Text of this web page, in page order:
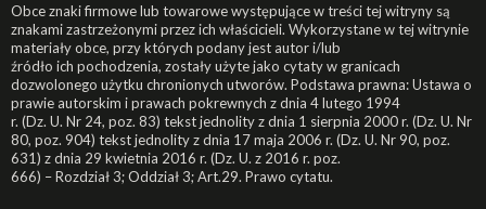
Obce znaki firmowe lub towarowe występujące w treści tej witryny są
znakami zastrzeżonymi przez ich właścicieli. Wykorzystane w tej witrynie
materiały obce, przy których podany jest autor i/lub
źródło ich pochodzenia, zostały użyte jako cytaty w granicach
dozwolonego użytku chronionych utworów. Podstawa prawna: Ustawa o
prawie autorskim i prawach pokrewnych z dnia 4 lutego 1994
r. (Dz. U. Nr 24, poz. 83) tekst jednolity z dnia 1 sierpnia 2000 r. (Dz. U. Nr
80, poz. 904) tekst jednolity z dnia 17 maja 2006 r. (Dz. U. Nr 90, poz.
631) z dnia 29 kwietnia 2016 r. (Dz. U. z 2016 r. poz.
666) – Rozdział 3; Oddział 3; Art.29. Prawo cytatu.